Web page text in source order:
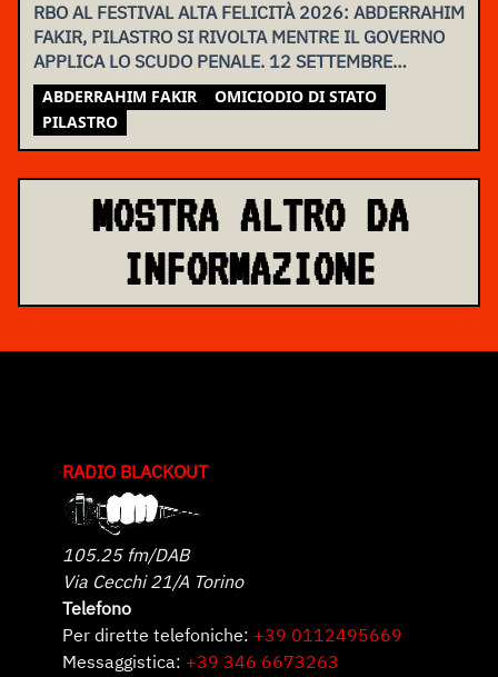
RBO AL FESTIVAL ALTA FELICITÀ 2026: ABDERRAHIM
FAKIR, PILASTRO SI RIVOLTA MENTRE IL GOVERNO
APPLICA LO SCUDO PENALE. 12 SETTEMBRE
ASSEMBLEA NAZIONALE
ABDERRAHIM FAKIR
OMICIODIO DI STATO
PILASTRO
MOSTRA ALTRO DA
INFORMAZIONE
RADIO BLACKOUT
105.25 fm/DAB
Via Cecchi 21/A Torino
Telefono
Per dirette telefoniche: +39 0112495669
Messaggistica: +39 346 6673263